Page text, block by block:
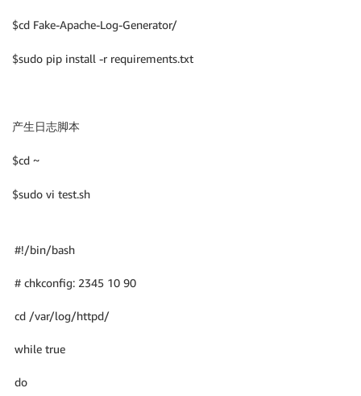
$cd Fake-Apache-Log-Generator/
$sudo pip install -r requirements.txt
产生日志脚本
$cd ~
$sudo vi test.sh
#!/bin/bash
# chkconfig: 2345 10 90
cd /var/log/httpd/
while true
do